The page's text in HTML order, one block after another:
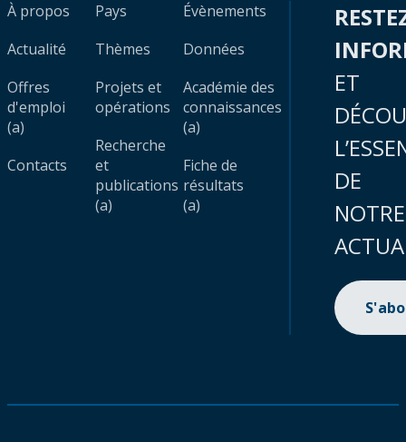
À propos
Actualité
Offres
d'emploi
(a)
Contacts
Pays
Thèmes
Projets et
opérations
Recherche
et
publications
(a)
Évènements
Données
Académie des
connaissances
(a)
Fiche de
résultats
(a)
ET
DE
NOTRE